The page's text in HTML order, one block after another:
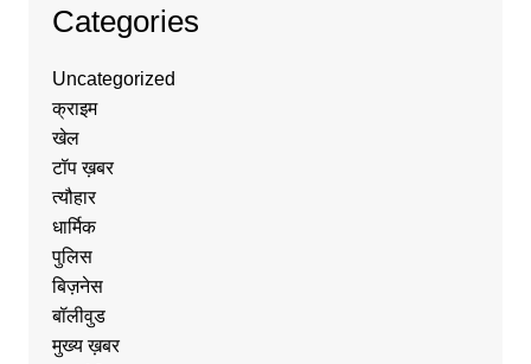
Categories
Uncategorized
क्राइम
खेल
टॉप ख़बर
त्यौहार
धार्मिक
पुलिस
बिज़नेस
बॉलीवुड
मुख्य ख़बर